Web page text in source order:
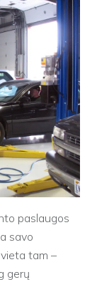
paslaugos
savo
tam –
gerų